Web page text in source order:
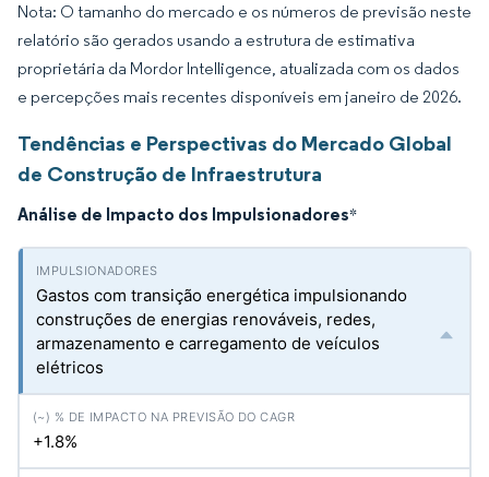
Nota: O tamanho do mercado e os números de previsão neste
relatório são gerados usando a estrutura de estimativa
proprietária da Mordor Intelligence, atualizada com os dados
e percepções mais recentes disponíveis em janeiro de 2026.
Tendências e Perspectivas do Mercado Global
de Construção de Infraestrutura
Análise de Impacto dos Impulsionadores*
Gastos com transição energética impulsionando
construções de energias renováveis, redes,
armazenamento e carregamento de veículos
elétricos
+1.8%